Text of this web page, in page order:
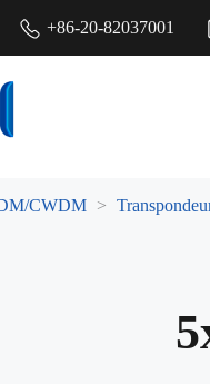
+86-20-82037001
CWDM